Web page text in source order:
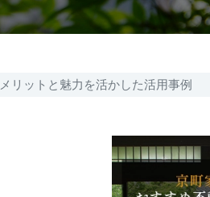
リットと魅力を活かした活用事例